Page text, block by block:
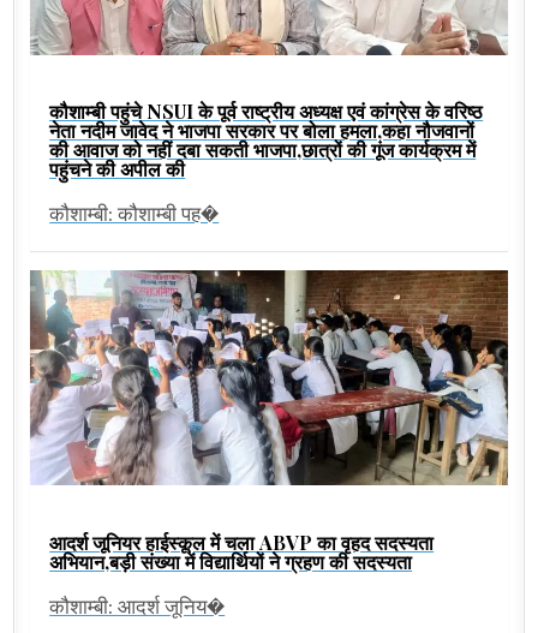
कौशाम्बी पहुंचे NSUI के पूर्व राष्ट्रीय अध्यक्ष एवं कांग्रेस के वरिष्ठ
नेता नदीम जावेद ने भाजपा सरकार पर बोला हमला,कहा नौजवानों
की आवाज को नहीं दबा सकती भाजपा,छात्रों की गूंज कार्यक्रम में
पहुंचने की अपील की
कौशाम्बी: कौशाम्बी पह�
आदर्श जूनियर हाईस्कूल में चला ABVP का वृहद सदस्यता
अभियान,बड़ी संख्या में विद्यार्थियों ने ग्रहण की सदस्यता
कौशाम्बी: आदर्श जूनिय�